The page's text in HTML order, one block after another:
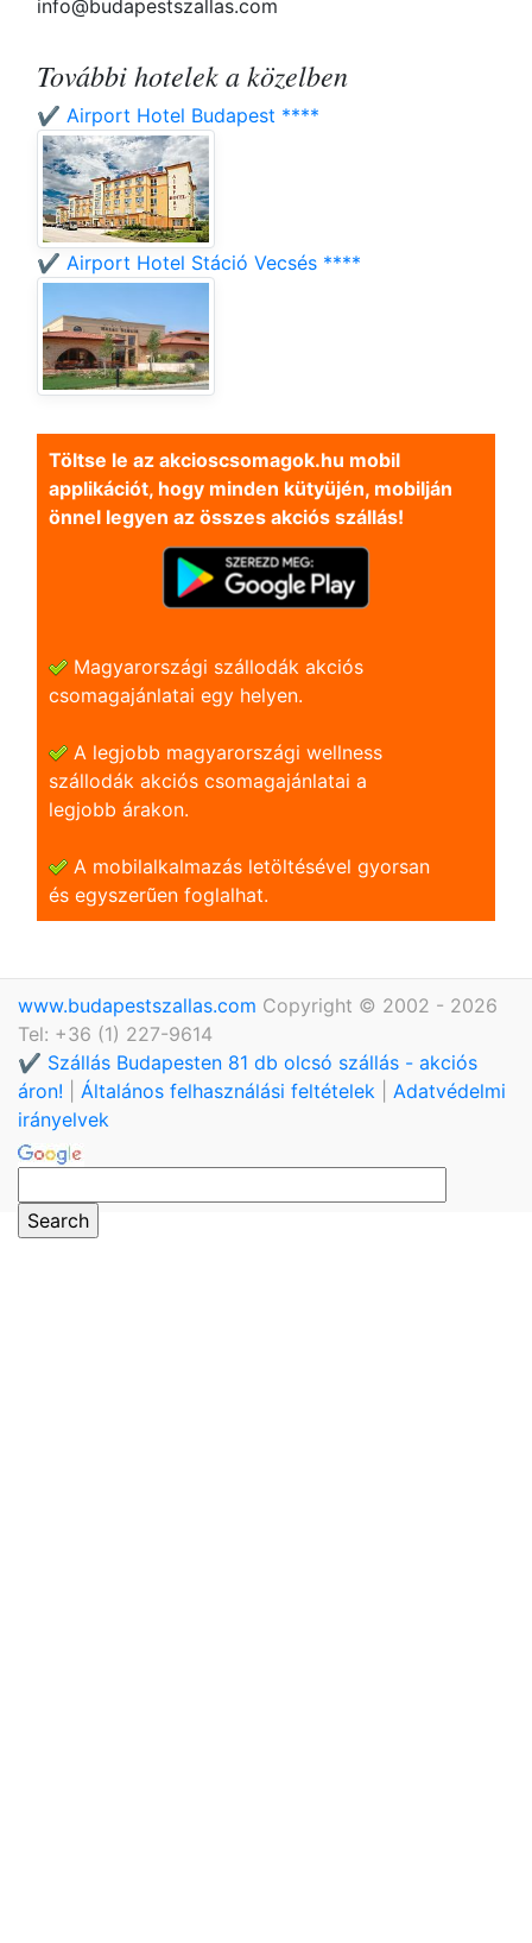
info@budapestszallas.com
További hotelek a közelben
✔️ Airport Hotel Budapest ****
✔️ Airport Hotel Stáció Vecsés ****
Töltse le az akcioscsomagok.hu mobil
applikációt, hogy minden kütyüjén, mobilján
önnel legyen az összes akciós szállás!
Magyarországi szállodák akciós
csomagajánlatai egy helyen.
A legjobb magyarországi wellness
szállodák akciós csomagajánlatai a
legjobb árakon.
A mobilalkalmazás letöltésével gyorsan
és egyszerũen foglalhat.
www.budapestszallas.com Copyright © 2002 - 2026
Tel: +36 (1) 227-9614
✔️ Szállás Budapesten 81 db olcsó szállás - akciós
áron!
Általános felhasználási feltételek
Adatvédelmi
irányelvek